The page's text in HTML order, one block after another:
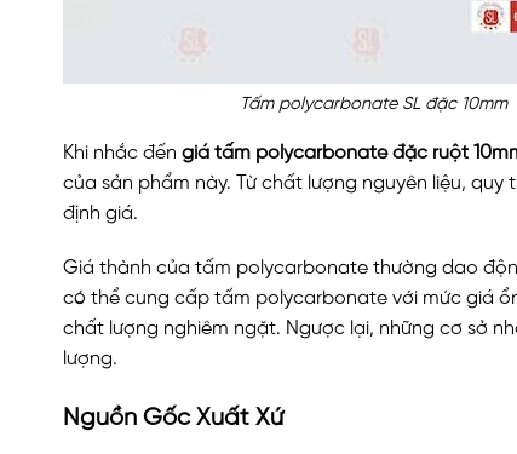
Tấm polycarbonate SL đặc 10mm
Khi nhắc đến giá tấm polycarbonate đặc ruột
của sản phẩm này. Từ chất lượng nguyên liệu,
định giá.
Giá thành của tấm polycarbonate thường dao
có thể cung cấp tấm polycarbonate với mức giá
chất lượng nghiêm ngặt. Ngược lại, những cơ sở
lượng.
Nguồn Gốc Xuất Xứ